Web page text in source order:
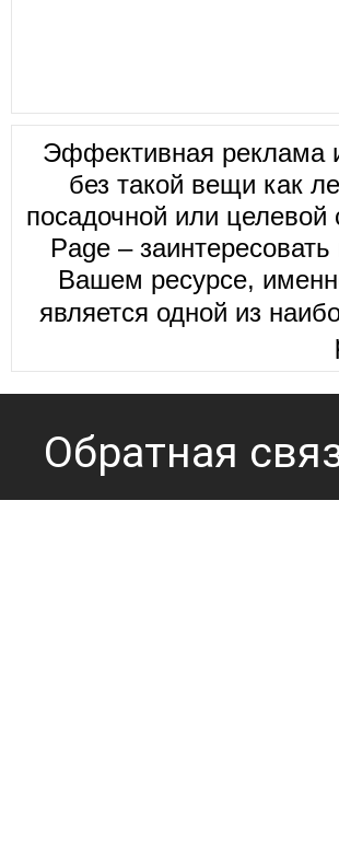
Эффективная реклама
без такой вещи как
посадочной или целевой
Page –
Вашем ресурсе,
является одной из
Обратная